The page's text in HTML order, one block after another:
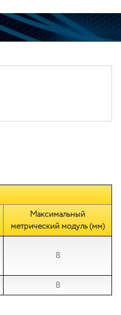
Максимальный
метрический модуль (мм)
8
8